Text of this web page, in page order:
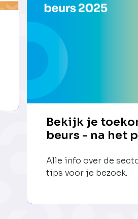
Bekijk je
beurs - na het
Alle info over de
tips voor je bezoek.